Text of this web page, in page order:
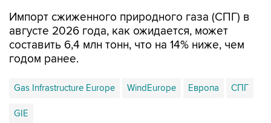
Импорт сжиженного природного газа (СПГ) в
августе 2026 года, как ожидается, может
составить 6,4 млн тонн, что на 14% ниже, чем
годом ранее.
Gas Infrastructure Europe WindEurope Европа СПГ
GIE